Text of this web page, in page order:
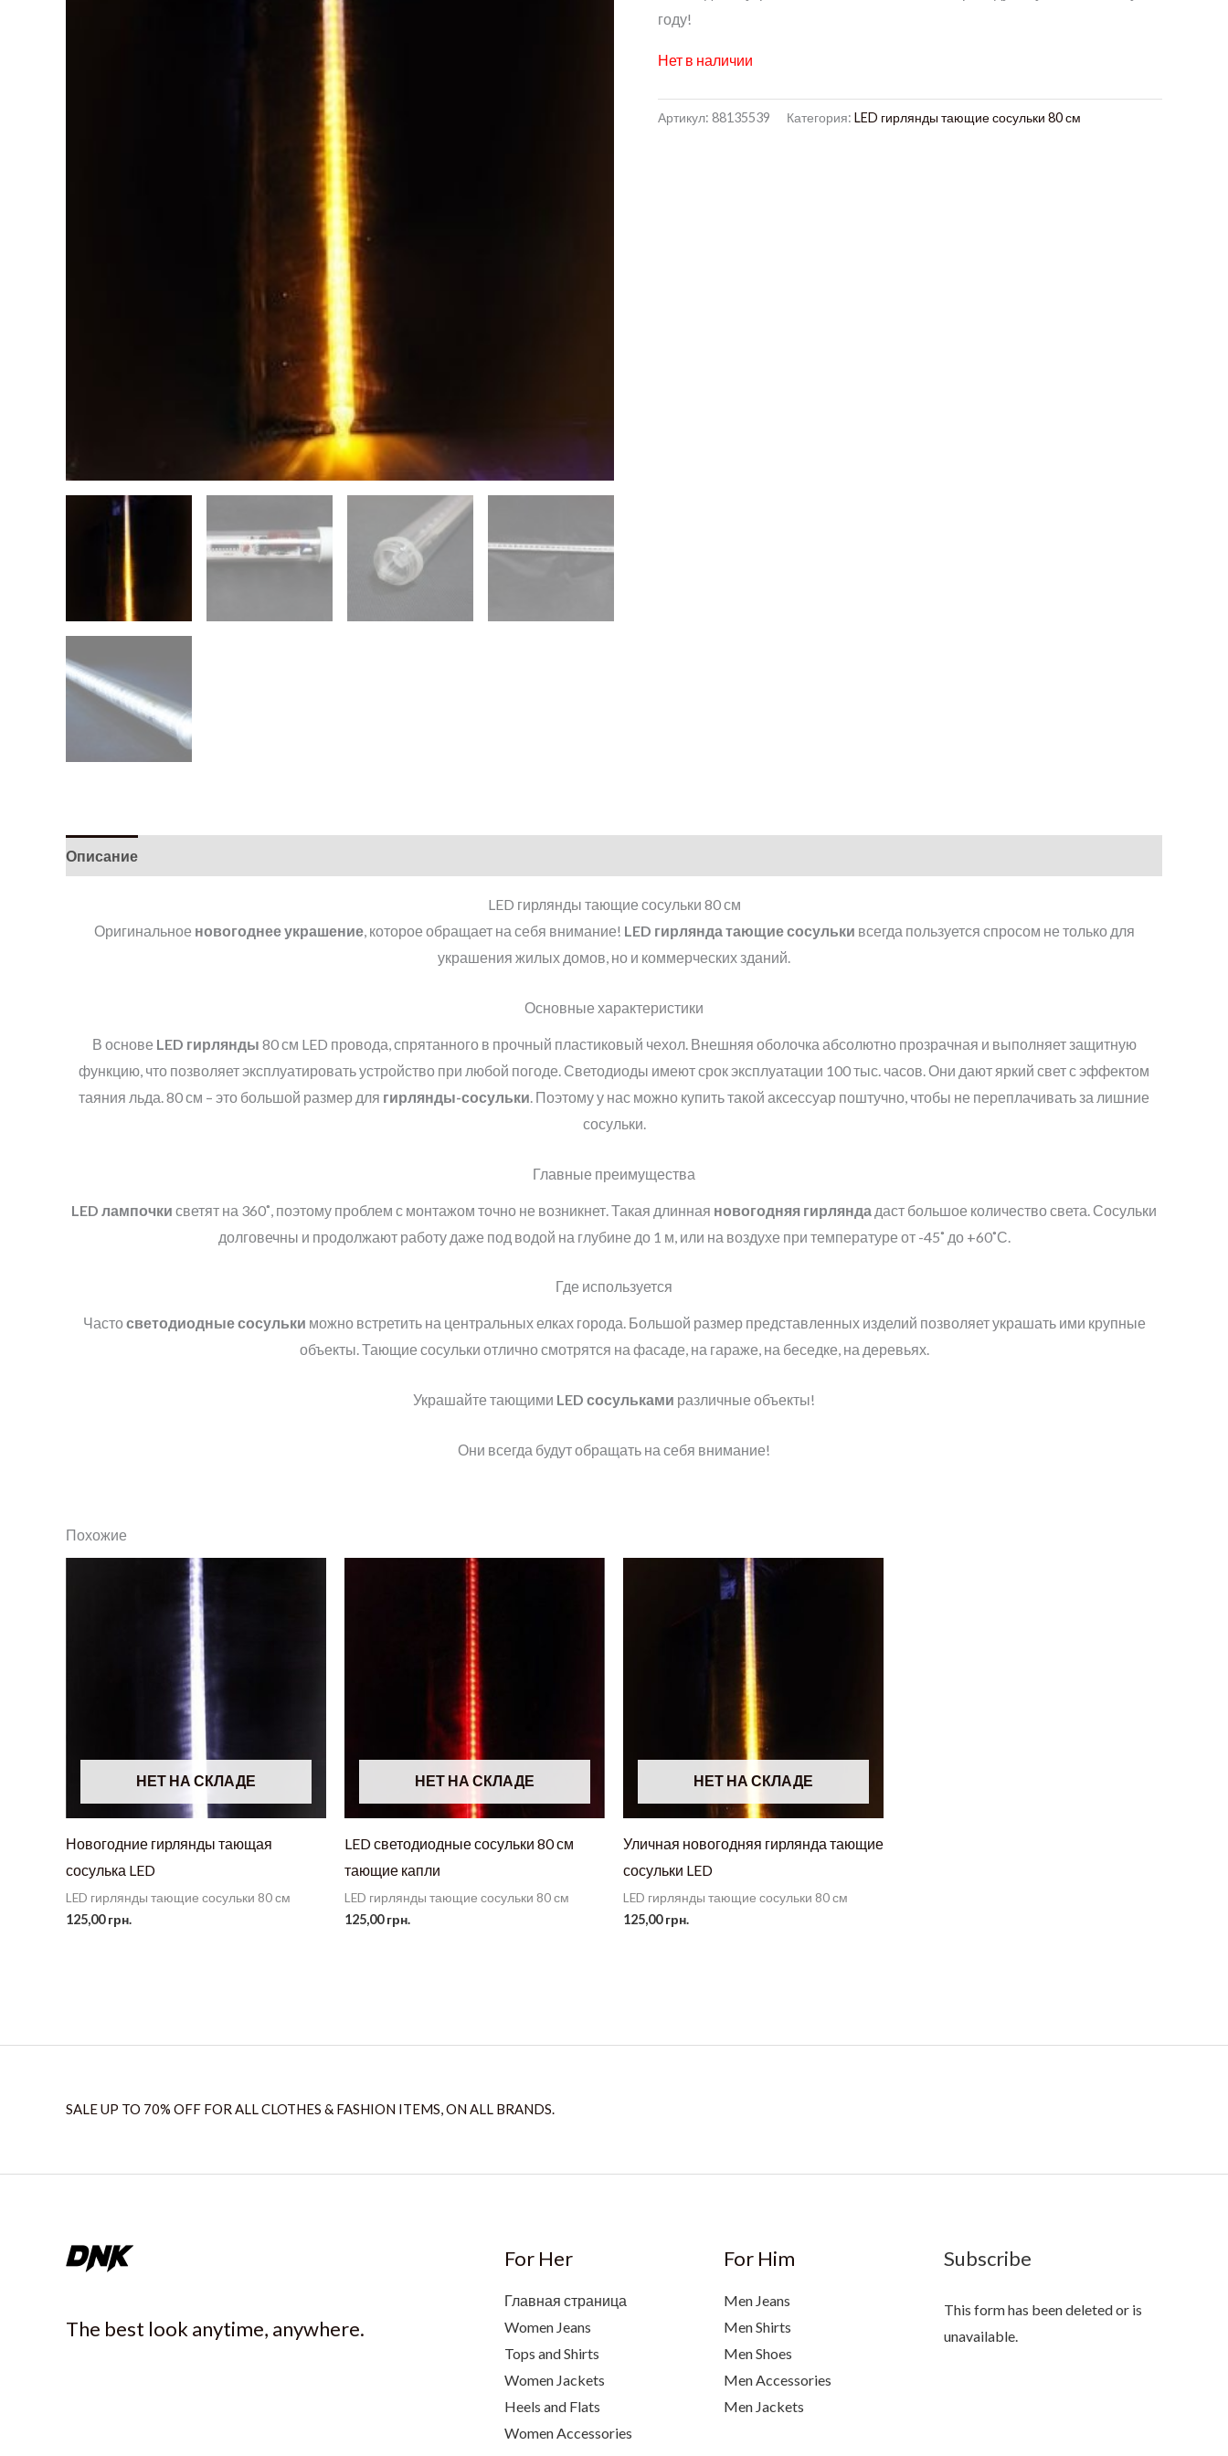
году!
Нет в наличии
Артикул: 88135539 Категория: LED гирлянды тающие сосульки 80 см
Описание
LED гирлянды тающие сосульки 80 см
Оригинальное новогоднее украшение, которое обращает на себя внимание! LED гирлянда тающие сосульки всегда пользуется спросом не только для
украшения жилых домов, но и коммерческих зданий.
Основные характеристики
В основе LED гирлянды 80 см LED провода, спрятанного в прочный пластиковый чехол. Внешняя оболочка абсолютно прозрачная и выполняет защитную
функцию, что позволяет эксплуатировать устройство при любой погоде. Светодиоды имеют срок эксплуатации 100 тыс. часов. Они дают яркий свет с эффектом
таяния льда. 80 см – это большой размер для гирлянды-сосульки. Поэтому у нас можно купить такой аксессуар поштучно, чтобы не переплачивать за лишние
сосульки.
Главные преимущества
LED лампочки светят на 360˚, поэтому проблем с монтажом точно не возникнет. Такая длинная новогодняя гирлянда даст большое количество света. Сосульки
долговечны и продолжают работу даже под водой на глубине до 1 м, или на воздухе при температуре от -45˚ до +60˚С.
Где используется
Частосветодиодные сосульки можно встретить на центральных елках города. Большой размер представленных изделий позволяет украшать ими крупные
объекты. Тающие сосульки отлично смотрятся на фасаде, на гараже, на беседке, на деревьях.
Украшайте тающими LED сосульками различные объекты!
Они всегда будут обращать на себя внимание!
Похожие
НЕТ НА СКЛАДЕ
Новогодние гирлянды тающая
сосулька LED
LED гирлянды тающие сосульки 80 см
125,00грн.
НЕТ НА СКЛАДЕ
LED светодиодные сосульки 80 см
тающие капли
LED гирлянды тающие сосульки 80 см
125,00грн.
НЕТ НА СКЛАДЕ
Уличная новогодняя гирлянда тающие
сосульки LED
LED гирлянды тающие сосульки 80 см
125,00грн.
SALE UP TO 70% OFF FOR ALL CLOTHES & FASHION ITEMS, ON ALL BRANDS.
The best look anytime, anywhere.
For Her
Главная страница
Women Jeans
Tops and Shirts
Women Jackets
Heels and Flats
Women Accessories
For Him
Men Jeans
Men Shirts
Men Shoes
Men Accessories
Men Jackets
Subscribe
This form has been deleted or is
unavailable.